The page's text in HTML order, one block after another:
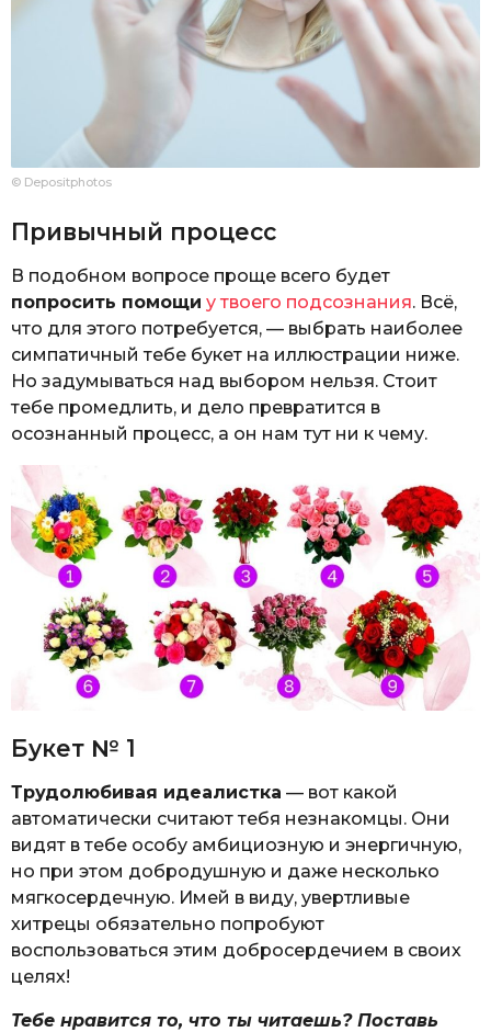
© Depositphotos
Привычный процесс
В подобном вопросе проще всего будет
попросить помощи у твоего подсознания. Всё,
что для этого потребуется, — выбрать наиболее
симпатичный тебе букет на иллюстрации ниже.
Но задумываться над выбором нельзя. Стоит
тебе промедлить, и дело превратится в
осознанный процесс, а он нам тут ни к чему.
Букет № 1
Трудолюбивая идеалистка — вот какой
автоматически считают тебя незнакомцы. Они
видят в тебе особу амбициозную и энергичную,
но при этом добродушную и даже несколько
мягкосердечную. Имей в виду, увертливые
хитрецы обязательно попробуют
воспользоваться этим добросердечием в своих
целях!
Тебе нравится то, что ты читаешь? Поставь